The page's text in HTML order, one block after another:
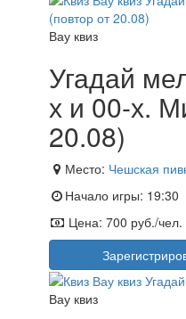
Вау квиз
Угадай
х и 00-х.
20.08)
Место: Чешская
Начало игры: 19:30
Цена: 700 руб./чел.
Вау квиз